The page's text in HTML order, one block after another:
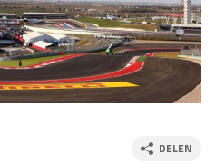
za 13:00 - 15:00
2026 23 - 25 okt
06 - 08 nov
DELEN